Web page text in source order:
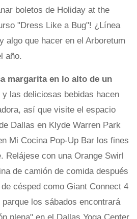
boletos de Holiday at the
"Dress Like a Bug"! ¿Línea
algo que hacer en el Arboretum
año.
margarita en lo alto de un
las deliciosas bebidas hacen
así que visite el espacio
Dallas en Klyde Warren Park
Mi Cocina Pop-Up Bar los fines
Relájese con una Orange Swirl
de camión de comida después
césped como Giant Connect 4
los sábados encontrará